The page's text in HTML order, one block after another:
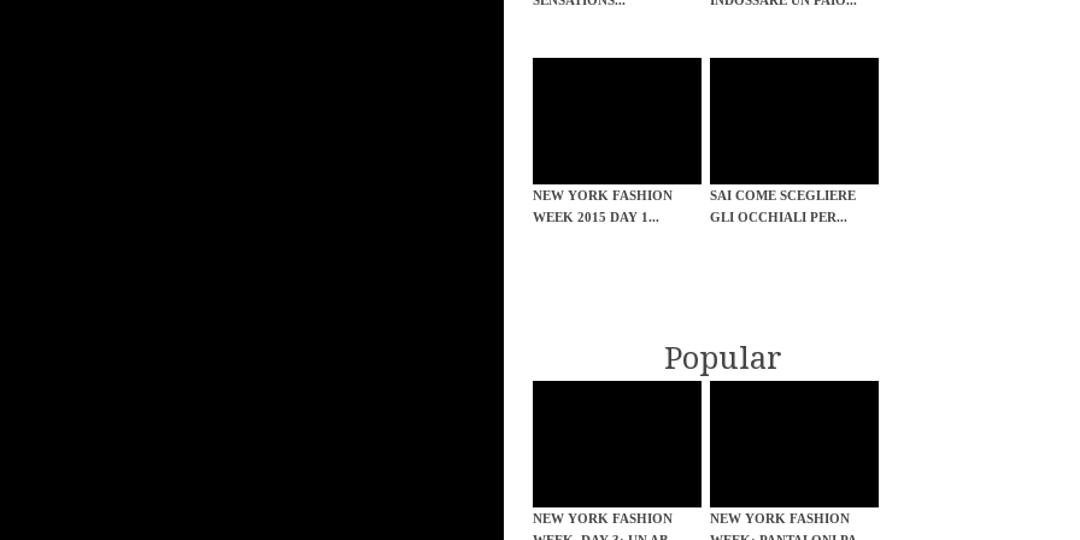
NEW YORK FASHION
WEEK 2015 DAY 1...
SAI COME SCEGLIERE
GLI OCCHIALI PER...
Popular
NEW YORK FASHION
NEW YORK FASHION